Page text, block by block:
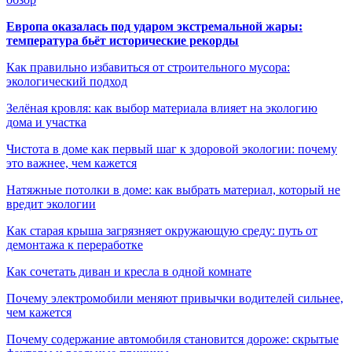
Европа оказалась под ударом экстремальной жары:
температура бьёт исторические рекорды
Как правильно избавиться от строительного мусора:
экологический подход
Зелёная кровля: как выбор материала влияет на экологию
дома и участка
Чистота в доме как первый шаг к здоровой экологии: почему
это важнее, чем кажется
Натяжные потолки в доме: как выбрать материал, который не
вредит экологии
Как старая крыша загрязняет окружающую среду: путь от
демонтажа к переработке
Как сочетать диван и кресла в одной комнате
Почему электромобили меняют привычки водителей сильнее,
чем кажется
Почему содержание автомобиля становится дороже: скрытые